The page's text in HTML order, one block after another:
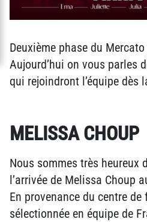
Deuxième phase du
Aujourd’hui on vous parles
qui rejoindront l’équipe dès
MELISSA CHOUP
Nous sommes très heureux
l’arrivée de Melissa Choup
En provenance du centre
sélectionnée en équipe de